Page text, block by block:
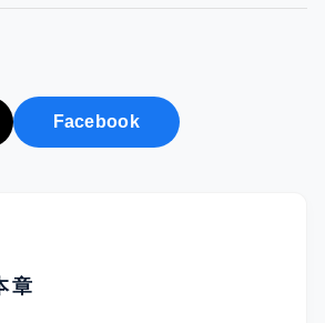
Facebook
章